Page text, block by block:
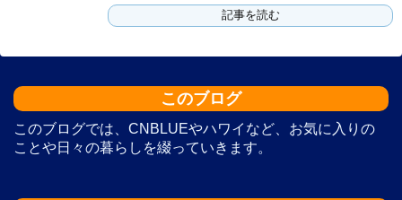
記事を読む
このブログ
このブログでは、CNBLUEやハワイなど、お気に入りの
ことや日々の暮らしを綴っていきます。